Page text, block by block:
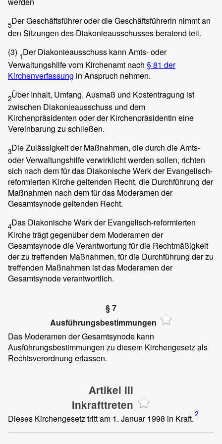
5Der Geschäftsführer oder die Geschäftsführerin nimmt an
den Sitzungen des Diakonieausschusses beratend teil.
(3) 1Der Diakonieausschuss kann Amts- oder
Verwaltungshilfe vom Kirchenamt nach § 81 der
Kirchenverfassung in Anspruch nehmen.
2Über Inhalt, Umfang, Ausmaß und Kostentragung ist
zwischen Diakonieausschuss und dem
Kirchenpräsidenten oder der Kirchenpräsidentin eine
Vereinbarung zu schließen.
3Die Zulässigkeit der Maßnahmen, die durch die Amts-
oder Verwaltungshilfe verwirklicht werden sollen, richten
sich nach dem für das Diakonische Werk der Evangelisch-
reformierten Kirche geltenden Recht, die Durchführung der
Maßnahmen nach dem für das Moderamen der
Gesamtsynode geltenden Recht.
4Das Diakonische Werk der Evangelisch-reformierten
Kirche trägt gegenüber dem Moderamen der
Gesamtsynode die Verantwortung für die Rechtmäßigkeit
der zu treffenden Maßnahmen, für die Durchführung der zu
treffenden Maßnahmen ist das Moderamen der
Gesamtsynode verantwortlich.
§ 7
Ausführungsbestimmungen
Das Moderamen der Gesamtsynode kann
Ausführungsbestimmungen zu diesem Kirchengesetz als
Rechtsverordnung erlassen.
Artikel III
Inkrafttreten
Dieses Kirchengesetz tritt am 1. Januar 1998 in Kraft.2